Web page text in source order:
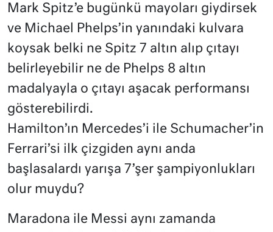
Mark Spitz’e bugünkü mayoları giydirsek
ve Michael Phelps’in yanındaki kulvara
koysak belki ne Spitz 7 altın alıp çıtayı
belirleyebilir ne de Phelps 8 altın
madalyayla o çıtayı aşacak performansı
gösterebilirdi.
Hamilton’ın Mercedes’i ile Schumacher’in
Ferrari’si ilk çizgiden aynı anda
başlasalardı yarışa 7’şer şampiyonlukları
olur muydu?
Maradona ile Messi aynı zamanda